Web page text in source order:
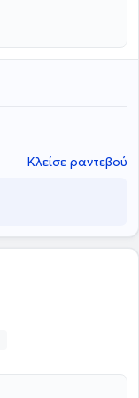
Κλείσε ραντεβού